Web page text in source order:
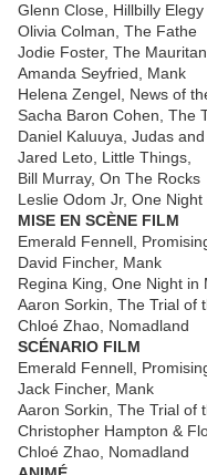
Glenn Close, Hillbilly Elegy
Olivia Colman, The Fathe
Jodie Foster, The
Amanda Seyfried, Mank
Helena Zengel, News of
Sacha Baron Cohen, The
Daniel Kaluuya, Judas
Jared Leto, Little Things,
Bill Murray, On The Rocks
Leslie Odom Jr, One
MISE EN SCÈNE FILM
Emerald Fennell,
David Fincher, Mank
Regina King, One Night in
Aaron Sorkin, The Trial of
Chloé Zhao, Nomadland
SCÉNARIO FILM
Emerald Fennell,
Jack Fincher, Mank
Aaron Sorkin, The Trial of
Christopher Hampton &
Chloé Zhao, Nomadland